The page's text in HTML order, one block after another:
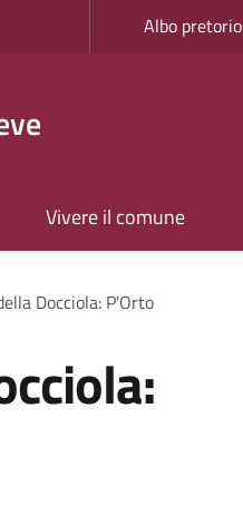
Albo pretorio
Vivere il comune
Docciola: P'Orto